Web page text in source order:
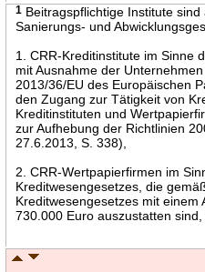
1 Beitragspflichtige Institute
Sanierungs- und
1. CRR-Kreditinstitute im Sinne
mit Ausnahme der
2013/36/EU des Europäischen
den Zugang zur Tätigkeit von
Kreditinstituten und
zur Aufhebung der Richtlinien
27.6.2013, S. 338),
2. CRR-Wertpapierfirmen im
Kreditwesengesetzes, die
Kreditwesengesetzes mit
730.000 Euro auszustatten sind,